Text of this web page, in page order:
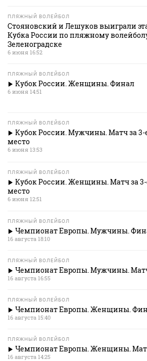
ПЛЯЖНЫЙ ВОЛЕЙБОЛ
Стояновский и Лешуков выиграли
Кубка России по пляжному
Зеленоградске
6 июня 16:52
ПЛЯЖНЫЙ ВОЛЕЙБОЛ
Кубок России. Женщины. Финал
6 июня 14:51
ПЛЯЖНЫЙ ВОЛЕЙБОЛ
Кубок России. Мужчины. Матч за 3-
место
6 июня 13:53
ПЛЯЖНЫЙ ВОЛЕЙБОЛ
Кубок России. Женщины. Матч за
место
6 июня 12:51
ПЛЯЖНЫЙ ВОЛЕЙБОЛ
Чемпионат Европы. Мужчины.
16 августа 18:10
ПЛЯЖНЫЙ ВОЛЕЙБОЛ
Чемпионат Европы. Мужчины.
16 августа 16:55
ПЛЯЖНЫЙ ВОЛЕЙБОЛ
Чемпионат Европы. Женщины.
16 августа 15:40
ПЛЯЖНЫЙ ВОЛЕЙБОЛ
Чемпионат Европы. Женщины.
16 августа 14:25